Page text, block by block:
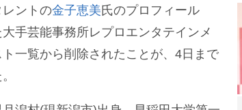
ントの金子恵美 氏のプロフィール
手芸能事務所レプロエンタテインメ
一覧から削除されたことが、4日まで